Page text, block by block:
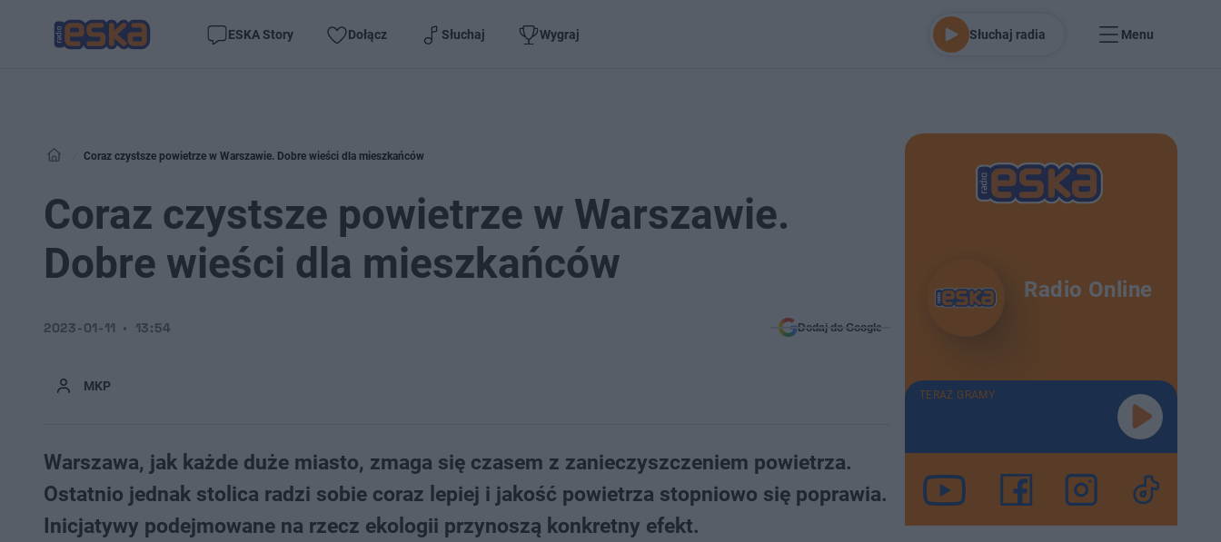
ESKA Story Dołącz Słuchaj Wygraj Słuchaj radia Menu
Coraz czystsze powietrze w Warszawie. Dobre wieści dla mieszkańców
Coraz czystsze powietrze w Warszawie.
Dobre wieści dla mieszkańców
MKP
2023-01-11 13:54 Dodaj do Google
Warszawa, jak każde duże miasto, zmaga się czasem z zanieczyszczeniem powietrza.
Ostatnio jednak stolica radzi sobie coraz lepiej i jakość powietrza stopniowo się poprawia.
Inicjatywy podejmowane na rzecz ekologii przynoszą konkretny efekt.
Radio Online
TERAZ GRAMY